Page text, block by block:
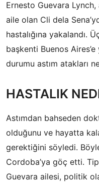
Ernesto Guevara
aile olan Cli dela
hastalığına yakalandı.
başkenti Buenos
durumu astım atakları
HASTALIK
Astımdan bahseden
olduğunu ve hayatta
gerektiğini söyledi.
Cordoba’ya göç etti.
Guevara ailesi, politik